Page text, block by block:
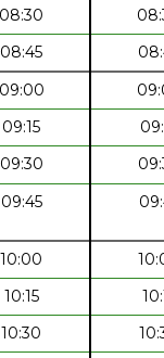
08:30
08:45
09:00
09:15
09:30
09:45
10:00
10:15
10:30